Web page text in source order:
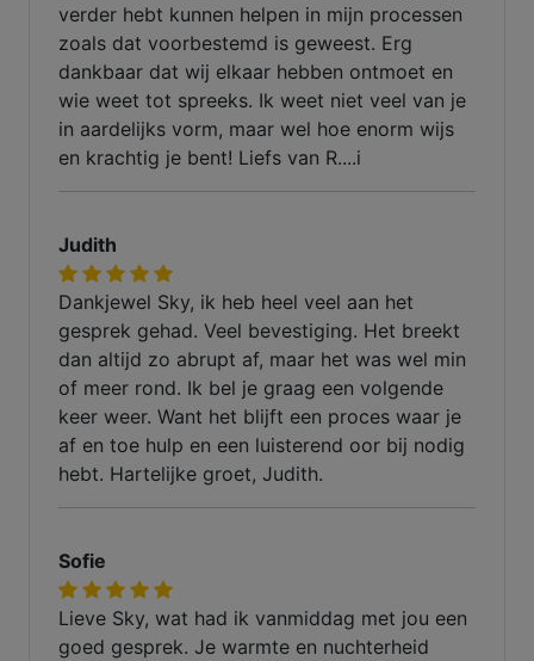
verder hebt kunnen helpen in mijn processen
zoals dat voorbestemd is geweest. Erg
dankbaar dat wij elkaar hebben ontmoet en
wie weet tot spreeks. Ik weet niet veel van je
in aardelijks vorm, maar wel hoe enorm wijs
en krachtig je bent! Liefs van R....i
Judith
Dankjewel Sky, ik heb heel veel aan het
gesprek gehad. Veel bevestiging. Het breekt
dan altijd zo abrupt af, maar het was wel min
of meer rond. Ik bel je graag een volgende
keer weer. Want het blijft een proces waar je
af en toe hulp en een luisterend oor bij nodig
hebt. Hartelijke groet, Judith.
Sofie
Lieve Sky, wat had ik vanmiddag met jou een
goed gesprek. Je warmte en nuchterheid